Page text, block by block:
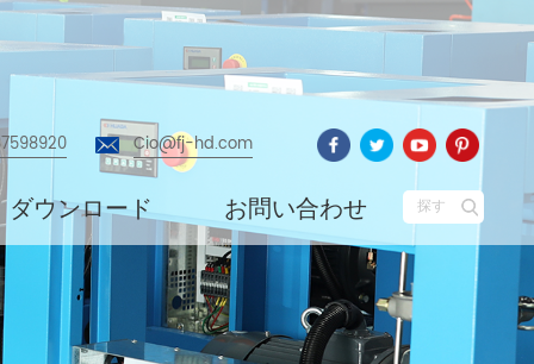
Cio@fj-hd.com
ダウンロード お問い合わせ 探す